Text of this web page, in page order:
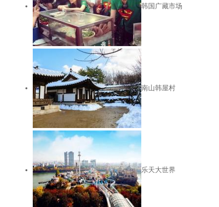
韩国广藏市场
南山韩屋村
乐天大世界